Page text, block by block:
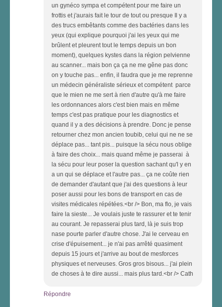
un gynéco sympa et compétent pour me faire un
frottis et j'aurais fait le tour de tout ou presque Il y a
des trucs embêtants comme des bactéries dans les
yeux (qui explique pourquoi j'ai les yeux qui me
brûlent et pleurent tout le temps depuis un bon
moment), quelques kystes dans la région pelvienne
au scanner... mais bon ça ça ne me gêne pas donc
on y touche pas... enfin, il faudra que je me reprenne
un médecin généraliste sérieux et compétent parce
que le mien ne me sert à rien d'autre qu'à me faire
les ordonnances alors c'est bien mais en même
temps c'est pas pratique pour les diagnostics et
quand il y a des décisions à prendre. Donc je pense
retourner chez mon ancien toubib, celui qui ne ne se
déplace pas... tant pis... puisque la sécu nous oblige
à faire des choix... mais quand même je passerai à
la sécu pour leur poser la question sachant qu'l y en
a un qui se déplace et l'autre pas... ça ne coûte rien
de demander d'autant que j'ai des questions à leur
poser aussi pour les bons de transport en cas de
visites médicales répétées.<br /> Bon, ma flo, je vais
faire la sieste... Je voulais juste te rassurer et te tenir
au courant. Je repasserai plus tard, là je suis trop
nase pourte parler d'autre chose. J'ai le cerveau en
crise d'épuisement... je n'ai pas arrêté quasiment
depuis 15 jours et j'arrive au bout de mesforces
physiques et nerveuses. Gros gros bisous... j'ai plein
de choses à te dire aussi... mais plus tard.<br /> Cath
Répondre